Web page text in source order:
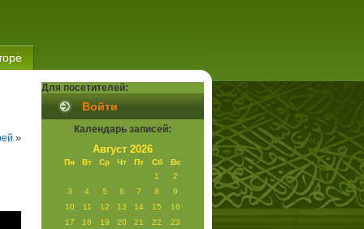
»
Для посетителей:
Войти
Календарь записей:
Август 2026
Пн Вт Ср Чт Пт Сб
Вс
1
2
3
4 5 6 7 8
9
10
11 12 13 14 15
16
17
18 19 20 21 22
23